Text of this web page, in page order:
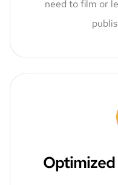
need to film or